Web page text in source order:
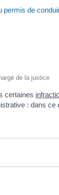
permis de
de la justice
certaines
: dans